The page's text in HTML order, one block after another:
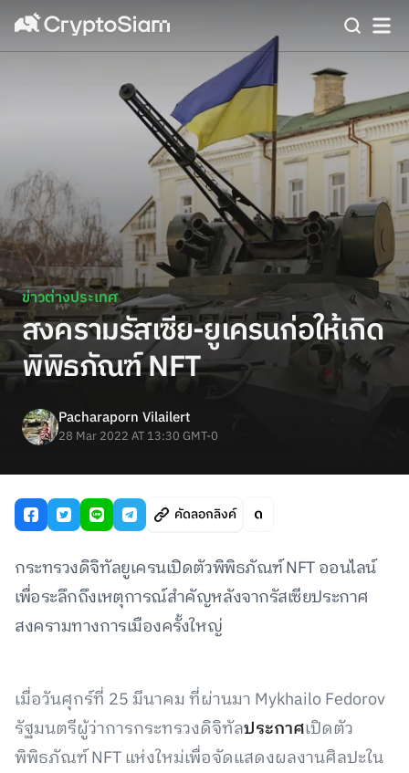
ข่าวต่างประเทศ
สงครามรัสเซีย-ยูเครนก่อให้เกิด
พิพิธภัณฑ์ NFT
Pacharaporn Vilailert
28 Mar 2022 AT 13:30 GMT-0
คัดลอกลิงค์
กระทรวงดิจิทัลยูเครนเปิดตัวพิพิธภัณฑ์ NFT ออนไลน์
เพื่อระลึกถึงเหตุการณ์สำคัญหลังจากรัสเซียประกาศ
สงครามทางการเมืองครั้งใหญ่
เมื่อวันศุกร์ที่ 25 มีนาคม ที่ผ่านมา Mykhailo Fedorov
รัฐมนตรีผู้ว่าการกระทรวงดิจิทัลประกาศเปิดตัว
พิพิธภัณฑ์ NFT แห่งใหม่เพื่อจัดแสดงผลงานศิลปะใน